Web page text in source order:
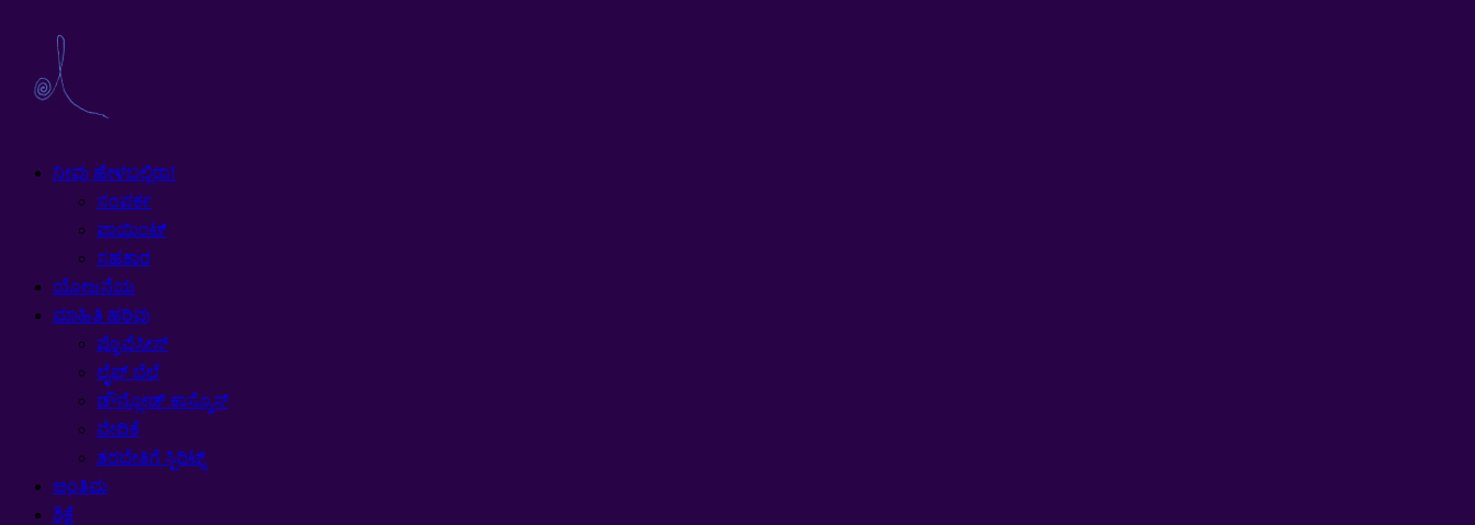
ನೀವು ಹೇಳಬಲ್ಲಿರಾ!
ಸಂಪರ್ಕ
ಪಾಯಿಂಟ್
ಸಹಕಾರ
ಯೋಜನೆಯ
ಮಾಹಿತಿ ಹರಿವು
ಪ್ರೊಫೆಸೀಸ್
ಲೈಫ್ ಬೆಲೆ
ಡೌನ್ಲೋಡ್ ಕಾಸ್ಮೊಸ್
ವೇದಿಕೆ
ತರಬೇತಿಗೆ ಸ್ಪಿರಿಟ್ಸ್
ಅಂತಿಮ
ಶಿಕ್ಷೆ